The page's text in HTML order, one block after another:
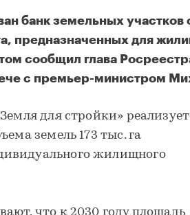
банк земельных участков
предназначенных для
сообщил глава
с премьер-министром
для стройки»
земель 173 тыс. га
жилищного